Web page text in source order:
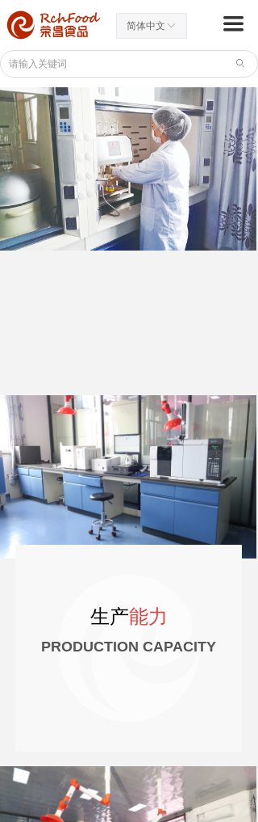
ꄙ
ꀅ
简体中文 끀
首页
走进荣昌
ꄷ 了解荣昌
ꄷ 研发能力
ꄷ 生产能力
ꄷ 营销网络
ꄷ 认识辣根
活动资讯
联系方式
PRODUCTION CAPACITY
生产能力